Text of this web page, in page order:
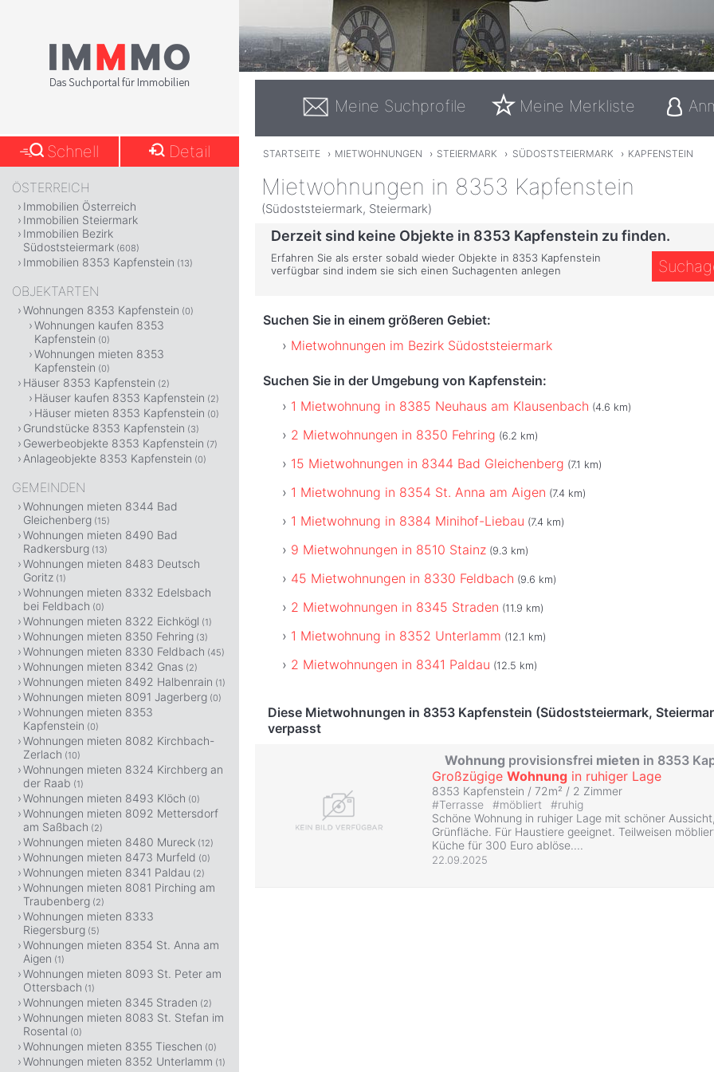
Meine Suchprofile Meine Merkliste
STARTSEITE › MIETWOHNUNGEN › STEIERMARK › SÜDOSTSTEIERMARK › KAPFENSTEIN
Mietwohnungen in 8353 Kapfenstein
(Südoststeiermark, Steiermark)
Derzeit sind keine Objekte in 8353 Kapfenstein zu finden.
Erfahren Sie als erster sobald wieder Objekte in 8353 Kapfenstein
verfügbar sind indem sie sich einen Suchagenten anlegen
Suchen Sie in einem größeren Gebiet:
Mietwohnungen im Bezirk Südoststeiermark
Suchen Sie in der Umgebung von Kapfenstein:
1 Mietwohnung in 8385 Neuhaus am Klausenbach (4.6 km)
2 Mietwohnungen in 8350 Fehring (6.2 km)
15 Mietwohnungen in 8344 Bad Gleichenberg (7.1 km)
1 Mietwohnung in 8354 St. Anna am Aigen (7.4 km)
1 Mietwohnung in 8384 Minihof-Liebau (7.4 km)
9 Mietwohnungen in 8510 Stainz (9.3 km)
45 Mietwohnungen in 8330 Feldbach (9.6 km)
2 Mietwohnungen in 8345 Straden (11.9 km)
1 Mietwohnung in 8352 Unterlamm (12.1 km)
2 Mietwohnungen in 8341 Paldau (12.5 km)
Diese Mietwohnungen in 8353 Kapfenstein (Südoststeiermark,
verpasst
Wohnung provisionsfrei mieten in 8353
Großzügige Wohnung in ruhiger Lage
8353 Kapfenstein / 72m² / 2 Zimmer
#Terrasse #möbliert #ruhig
Schöne Wohnung in ruhiger Lage mit schöner
Grünfläche. Für Haustiere geeignet. Teilweisen
Küche für 300 Euro ablöse....
22.09.2025
Schnell Detail
ÖSTERREICH
Immobilien Österreich
Immobilien Steiermark
Immobilien Bezirk
Südoststeiermark (608)
Immobilien 8353 Kapfenstein (13)
OBJEKTARTEN
Wohnungen 8353 Kapfenstein (0)
Wohnungen kaufen 8353
Kapfenstein (0)
Wohnungen mieten 8353
Kapfenstein (0)
Häuser 8353 Kapfenstein (2)
Häuser kaufen 8353 Kapfenstein (2)
Häuser mieten 8353 Kapfenstein (0)
Grundstücke 8353 Kapfenstein (3)
Gewerbeobjekte 8353 Kapfenstein (7)
Anlageobjekte 8353 Kapfenstein (0)
GEMEINDEN
Wohnungen mieten 8344 Bad
Gleichenberg (15)
Wohnungen mieten 8490 Bad
Radkersburg (13)
Wohnungen mieten 8483 Deutsch
Goritz (1)
Wohnungen mieten 8332 Edelsbach
bei Feldbach (0)
Wohnungen mieten 8322 Eichkögl (1)
Wohnungen mieten 8350 Fehring (3)
Wohnungen mieten 8330 Feldbach (45)
Wohnungen mieten 8342 Gnas (2)
Wohnungen mieten 8492 Halbenrain (1)
Wohnungen mieten 8091 Jagerberg (0)
Wohnungen mieten 8353
Kapfenstein (0)
Wohnungen mieten 8082 Kirchbach-
Zerlach (10)
Wohnungen mieten 8324 Kirchberg an
der Raab (1)
Wohnungen mieten 8493 Klöch (0)
Wohnungen mieten 8092 Mettersdorf
am Saßbach (2)
Wohnungen mieten 8480 Mureck (12)
Wohnungen mieten 8473 Murfeld (0)
Wohnungen mieten 8341 Paldau (2)
Wohnungen mieten 8081 Pirching am
Traubenberg (2)
Wohnungen mieten 8333
Riegersburg (5)
Wohnungen mieten 8354 St. Anna am
Aigen (1)
Wohnungen mieten 8093 St. Peter am
Ottersbach (1)
Wohnungen mieten 8345 Straden (2)
Wohnungen mieten 8083 St. Stefan im
Rosental (0)
Wohnungen mieten 8355 Tieschen (0)
Wohnungen mieten 8352 Unterlamm (1)